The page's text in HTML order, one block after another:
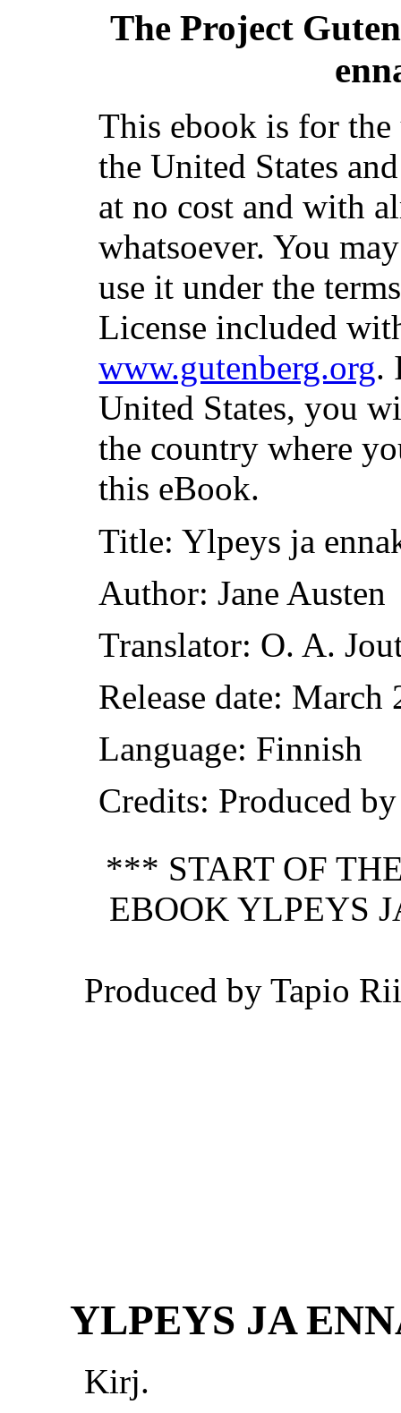
The Project
This ebook is for the
the United States
at no cost and with
whatsoever. You
use it under the
License included
www.gutenberg.org.
United States, you
the country where
this eBook.
Title: Ylpeys ja
Author: Jane Austen
Translator: O. A.
Release date: March
Language: Finnish
Credits: Produced
*** START OF
EBOOK YLPEYS
Produced by Tapio
YLPEYS JA
Kirj.